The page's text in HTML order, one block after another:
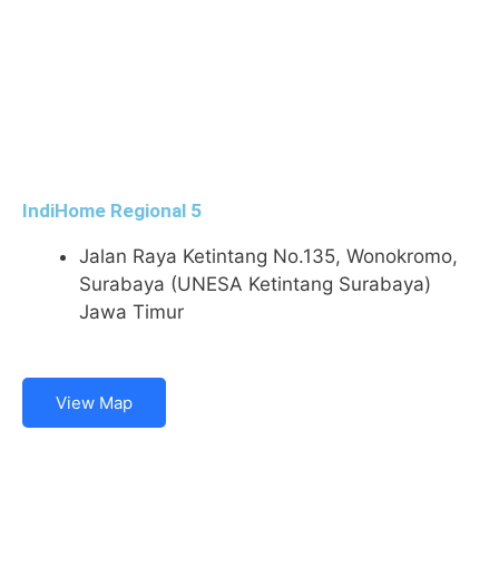
IndiHome Regional 5
Jalan Raya Ketintang No.135, Wonokromo,
Surabaya (UNESA Ketintang Surabaya)
Jawa Timur
View Map